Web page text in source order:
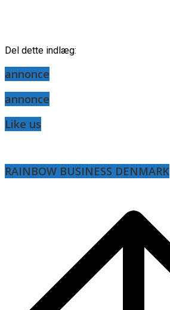
Del dette indlæg:
annonce
annonce
Like us
RAINBOW BUSINESS DENMARK